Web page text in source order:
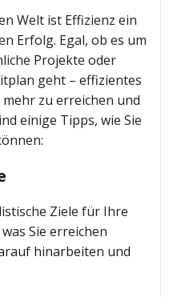
Welt ist Effizienz ein
Erfolg. Egal, ob es um
Projekte oder
geht – effizientes
zu erreichen und
einige Tipps, wie Sie
Ziele für Ihre
Sie erreichen
hinarbeiten und